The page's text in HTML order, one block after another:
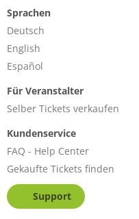
Sprachen
Deutsch
English
Español
Für Veranstalter
Selber Tickets verkaufen
Kundenservice
FAQ - Help Center
Gekaufte Tickets finden
Support